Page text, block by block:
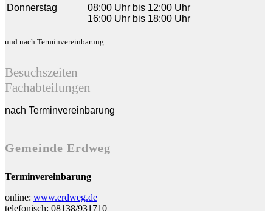
Donnerstag
08:00 Uhr bis 12:00 Uhr
16:00 Uhr bis 18:00 Uhr
und nach Terminvereinbarung
Besuchszeiten
Fachabteilungen
nach Terminvereinbarung
Gemeinde Erdweg
Terminvereinbarung
online: www.erdweg.de
telefonisch: 08138/931710